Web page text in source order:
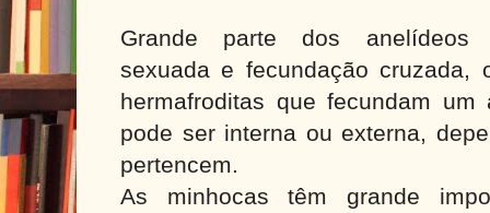
Grande parte dos anelídeos
sexuada e fecundação cruzada,
hermafroditas que fecundam
pode ser interna ou externa,
pertencem.
As minhocas têm grande